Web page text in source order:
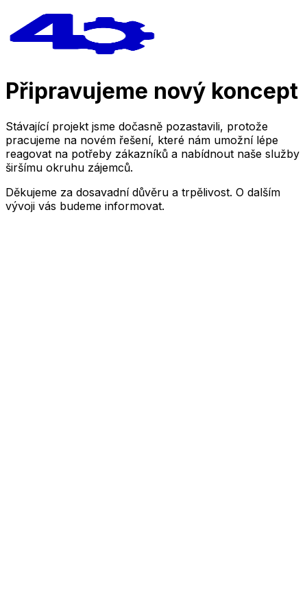
Připravujeme nový koncept
Stávající projekt jsme dočasně pozastavili, protože
pracujeme na novém řešení, které nám umožní lépe
reagovat na potřeby zákazníků a nabídnout naše služby
širšímu okruhu zájemců.
Děkujeme za dosavadní důvěru a trpělivost. O dalším
vývoji vás budeme informovat.